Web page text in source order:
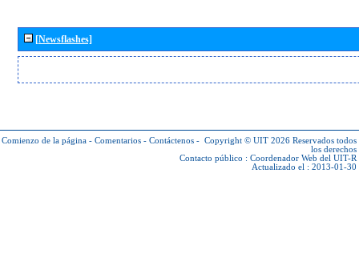
[Newsflashes]
Comienzo de la página - Comentarios - Contáctenos - Copyright © UIT 2026 Reservados todos
los derechos
Contacto público : Coordenador Web del UIT-R
Actualizado el : 2013-01-30